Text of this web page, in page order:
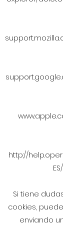
http://
Si tiene
cookies,
enviando